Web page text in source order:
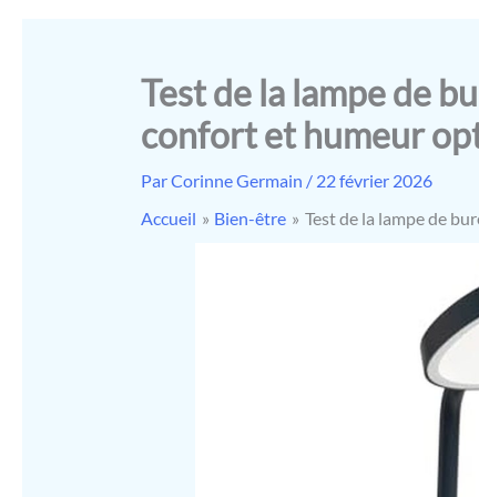
Test de la lampe de
confort et humeur
ParCorinne Germain / 22 février 2026
Accueil
Bien-être Test de la lampe de